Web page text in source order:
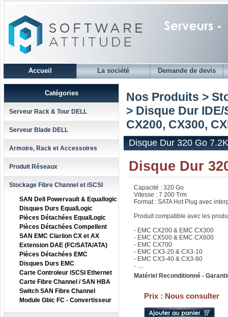
Accueil La société Demande de devis
Catégories
Serveur Rack & Tour DELL
Serveur Blade DELL
Armoire, Rack et Accessoires
Produit Réseaux
Stockage Fibre Channel et iSCSI
SAN Dell Powervault & Equallogic
Disques Durs EqualLogic
Pièces Détachées EqualLogic
Pièces Détachées Compellent
SAN EMC Clariion CX et AX
Extension DAE (FC/SATA/ATA)
Pièces Détachées EMC
Disques Durs EMC
Carte Controleur iSCSI Ethernet
Carte Fibre Channel / SAN HBA
Switch SAN Fibre Channel
Module Gbic FC - Convertisseur
Nos Produits >
> Disque Dur IDE/
CX200, CX300,
Disque Dur 320 Go
Disque Dur
Capacité : 320 Go
Vitesse : 7 200 Trm
Format : SATA Hot Plug avec
Produit compatible avec les
- EMC CX200 & EMC CX300
- EMC CX500 & EMC CX600
- EMC CX700
- EMC CX3-20 & CX3-10
- EMC CX3-40 & CX3-80
- ....
Matériel Reconditionné -
Prix : Nous consulter